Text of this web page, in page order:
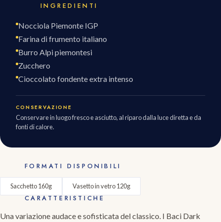
INGREDIENTI
Nocciola Piemonte IGP
Farina di frumento italiano
Burro Alpi piemontesi
Zucchero
Cioccolato fondente extra intenso
CONSERVAZIONE
Conservare in luogo fresco e asciutto, al riparo dalla luce diretta e da
fonti di calore.
FORMATI DISPONIBILI
Sacchetto 160g Vasetto in vetro 120g
CARATTERISTICHE
Una variazione audace e sofisticata del classico. I Baci Dark